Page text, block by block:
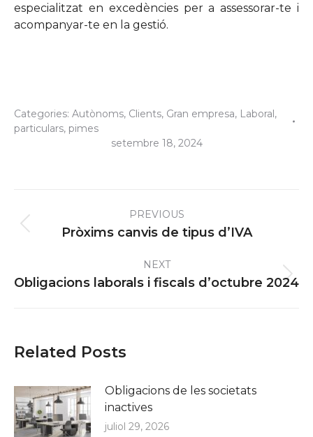
especialitzat en excedències per a assessorar-te i
acompanyar-te en la gestió.
Categories: Autònoms, Clients, Gran empresa, Laboral,
particulars, pimes
setembre 18, 2024
navigationPREVIOUS
Previous
Pròxims canvis de tipus d’IVA
NEXT
Next
Obligacions laborals i fiscals d’octubre 2024
Related Posts
Obligacions de les societats
inactives
juliol 29, 2026